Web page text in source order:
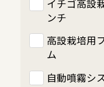
イチゴ高設
ンチ
高設栽培用
ム
自動噴霧シ